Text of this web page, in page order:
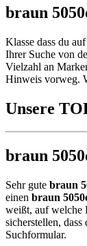
braun
Klasse dass du
Ihrer Suche von
Vielzahl an
Hinweis vorweg.
Unsere
braun
Sehr gute braun
einen braun
weißt, auf welche
sicherstellen, dass
Suchformular.